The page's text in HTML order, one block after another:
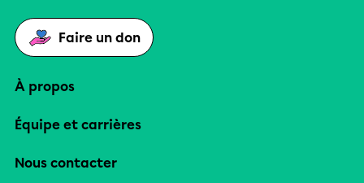
Faire un don
À propos
Équipe et carrières
Nous contacter